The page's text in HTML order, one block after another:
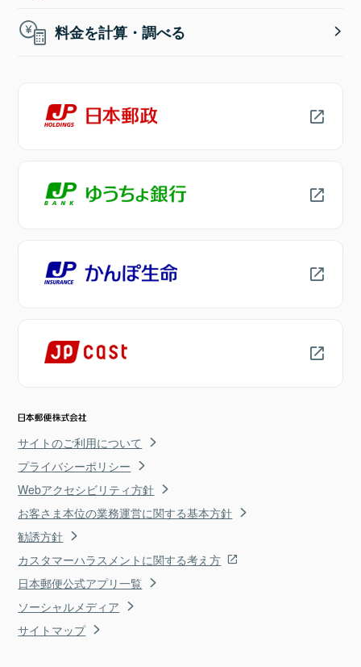
料金を計算・調べる
サイトのご利用について
プライバシーポリシー
Webアクセシビリティ方針
お客さま本位の業務運営に関する基本方針
勧誘方針
カスタマーハラスメントに関する考え方
日本郵便公式アプリ一覧
ソーシャルメディア
サイトマップ